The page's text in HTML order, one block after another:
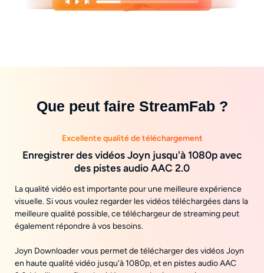
Que peut faire StreamFab ?
Excellente qualité de téléchargement
Enregistrer des vidéos Joyn jusqu'à 1080p avec
des pistes audio AAC 2.0
La qualité vidéo est importante pour une meilleure expérience
visuelle. Si vous voulez regarder les vidéos téléchargées dans la
meilleure qualité possible, ce téléchargeur de streaming peut
également répondre à vos besoins.
Joyn Downloader vous permet de télécharger des vidéos Joyn
en haute qualité vidéo jusqu'à 1080p, et en pistes audio AAC